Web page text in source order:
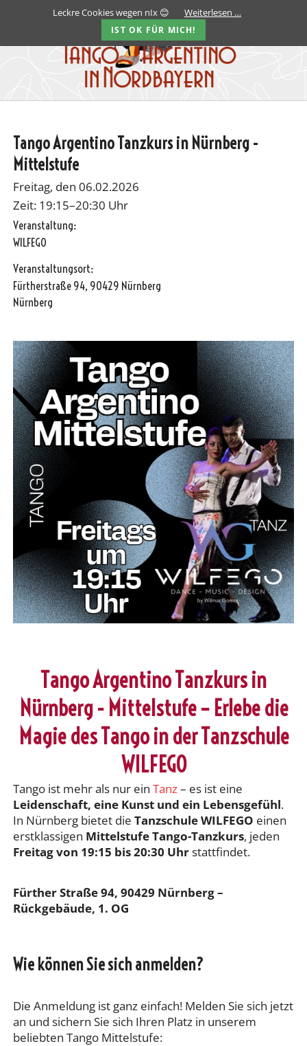
Tango Argentino Tanzkurs in Nürnberg -
Mittelstufe
Freitag, den 06.02.2026
Zeit: 19:15–20:30 Uhr
Veranstaltung:
WILFEGO
Veranstaltungsort:
Fürtherstraße 94, 90429 Nürnberg
Nürnberg
Tango Argentino Tanzkurs in
Nürnberg - Mittelstufe – Erlebe die
Magie des Tango in der Tanzschule
WILFEGO
Tango ist mehr als nur ein Tanz– es ist eine
Leidenschaft, eine Kunst und ein Lebensgefühl.
In Nürnberg bietet die Tanzschule WILFEGO einen
erstklassigen Mittelstufe Tango-Tanzkurs, jeden
Freitag von 19:15 bis 20:30 Uhrstattfindet.
Fürther Straße 94, 90429 Nürnberg –
Rückgebäude, 1. OG
Wie können Sie sich anmelden?
Die Anmeldung ist ganz einfach! Melden Sie sich jetzt
an und sichern Sie sich Ihren Platz in unserem
beliebten Tango Mittelstufe:
Leckre Cookies wegen nIx 😊 Weiterlesen …
IST OK FÜR MICH!